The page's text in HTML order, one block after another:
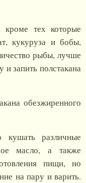
тех которые
кукуруза и бобы,
рыбы, лучше
и запить полстакана
обезжиренного
различные
масло, а также
пищи, но
на пару и варить.